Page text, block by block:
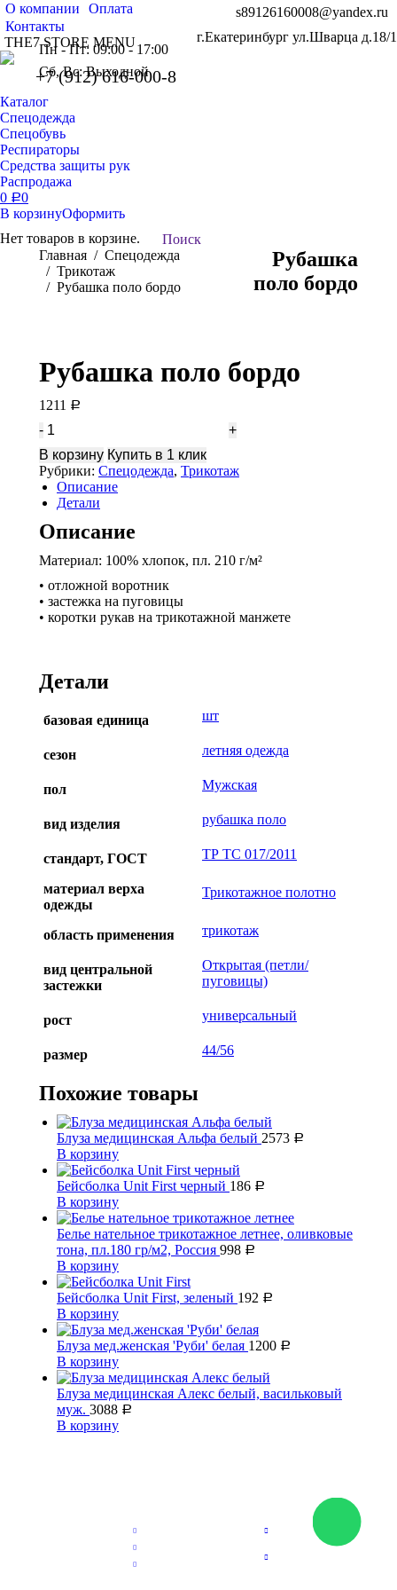
О компании
Оплата
Контакты
THE7 STORE MENU
s89126160008@yandex.ru
г.Екатеринбург ул.Шварца д.18/1
Пн - Пт: 09:00 - 17:00
Сб, Вс: Выходной
+7 (912) 616-000-8
Каталог
Спецодежда
Спецобувь
Респираторы
Средства защиты рук
Распродажа
0 Р0
В корзинуОформить
Нет товаров в корзине.
Поиск:
Поиск
Вы здесь:
Главная
Спецодежда
Трикотаж
Рубашка поло бордо
Рубашка
поло бордо
Рубашка поло бордо
1211 Р
Количество
поло
бордо
В корзину Купить в 1 клик
Рубрики: Спецодежда, Трикотаж
Описание
Детали
Описание
Материал: 100% хлопок, пл. 210 г/м²
• отложной воротник
• застежка на пуговицы
• коротки рукав на трикотажной манжете
Детали
базовая единица шт
сезон летняя одежда
пол Мужская
вид изделия рубашка поло
стандарт, ГОСТ ТР ТС 017/2011
материал верха
одежды
Трикотажное полотно
область применения трикотаж
вид центральной
застежки
Открытая (петли/
пуговицы)
рост универсальный
размер 44/56
Похожие товары
Блуза медицинская Альфа белый 2573 Р
В корзину
Бейсболка Unit First черный 186 Р
В корзину
Белье нательное трикотажное летнее, оливковые
тона, пл.180 гр/м2, Россия 998 Р
В корзину
Бейсболка Unit First, зеленый 192 Р
В корзину
Блуза мед.женская 'Руби' белая 1200 Р
В корзину
Блуза медицинская Алекс белый, васильковый
муж. 3088 Р
В корзину